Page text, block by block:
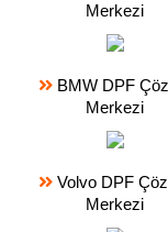
Merkezi
BMW DPF
Merkezi
Volvo DPF
Merkezi